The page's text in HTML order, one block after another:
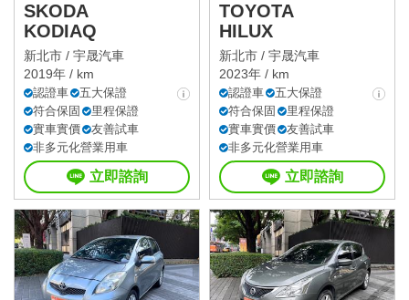
SKODA
KODIAQ
新北市 / 宇晟汽車
2019年 / km
認證車
五大保證
符合保固
里程保證
實車實價
友善試車
非多元化營業用車
立即諮詢
TOYOTA
HILUX
新北市 / 宇晟汽車
2023年 / km
認證車
五大保證
符合保固
里程保證
實車實價
友善試車
非多元化營業用車
立即諮詢